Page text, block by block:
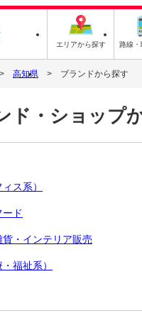
エリアから探す 路線・
高知県 ブランドから探す
ド・ショップ
ス系）
ド
・インテリア販売
福祉系）